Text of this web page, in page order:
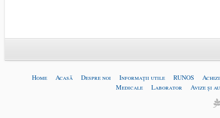
Home Acasă Despre noi Informaţii utile RUNOS
Medicale
Laborator Avize și